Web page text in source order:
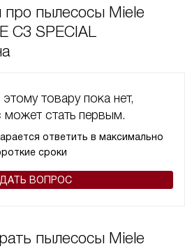
пылесосы Miele
C3 SPECIAL
товару пока нет,
стать первым.
ответить в максимально
сроки
ВОПРОС
пылесосы Miele